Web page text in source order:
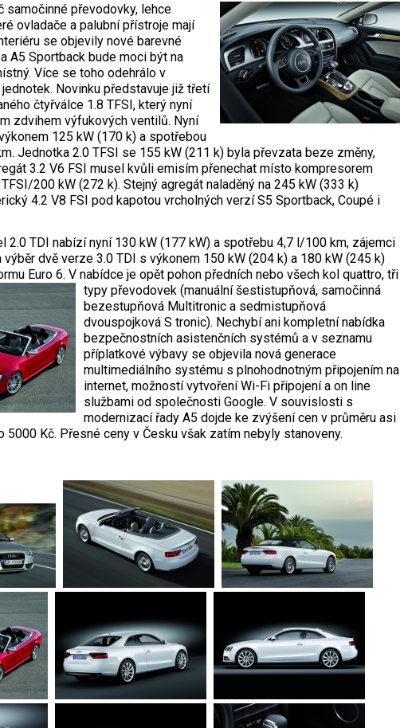
samočinné převodovky, lehce
ovladače a palubní přístroje mají
se objevily nové barevné
A5 Sportback bude moci být na
Více se toho odehrálo v
Novinku představuje již třetí
čtyřválce 1.8 TFSI, který nyní
zdvihem výfukových ventilů. Nyní
125 kW (170 k) a spotřebou
Jednotka 2.0 TFSI se 155 kW (211 k) byla převzata beze změny,
3.2 V6 FSI musel kvůli emisím přenechat místo kompresorem
200 kW (272 k). Stejný agregát naladěný na 245 kW (333 k)
4.2 V8 FSI pod kapotou vrcholných verzí S5 Sportback, Coupé i
2.0 TDI nabízí nyní 130 kW (177 kW) a spotřebu 4,7 l/100 km, zájemci
dvě verze 3.0 TDI s výkonem 150 kW (204 k) a 180 kW (245 k)
Euro 6. V nabídce je opět pohon předních nebo všech kol quattro, tři
typy převodovek (manuální šestistupňová, samočinná
bezestupňová Multitronic a sedmistupňová
dvouspojková S tronic). Nechybí ani kompletní nabídka
bezpečnostních asistenčních systémů a v seznamu
příplatkové výbavy se objevila nová generace
multimediálního systému s plnohodnotným připojením na
internet, možností vytvoření Wi-Fi připojení a on line
službami od společnosti Google. V souvislosti s
modernizací řady A5 dojde ke zvýšení cen v průměru asi
5000 Kč. Přesné ceny v Česku však zatím nebyly stanoveny.